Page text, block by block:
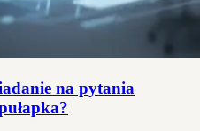
na pytania